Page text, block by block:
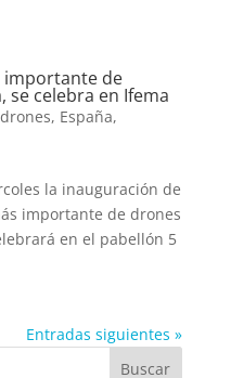
importante de
se celebra en Ifema
drones, España,
la inauguración de
importante de drones
en el pabellón 5
Entradas siguientes »